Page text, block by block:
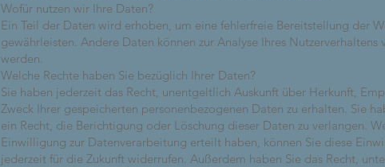
Wofür nutzen wir Ihre Daten?
Ein Teil der Daten wird erhoben, um eine fehlerfreie Bereitstellung der
gewährleisten. Andere Daten können zur Analyse Ihres Nutzerverhaltens
werden.
Welche Rechte haben Sie bezüglich Ihrer Daten?
Sie haben jederzeit das Recht, unentgeltlich Auskunft über Herkunft,
Zweck Ihrer gespeicherten personenbezogenen Daten zu erhalten. Sie
ein Recht, die Berichtigung oder Löschung dieser Daten zu verlangen.
Einwilligung zur Datenverarbeitung erteilt haben, können Sie diese
jederzeit für die Zukunft widerrufen. Außerdem haben Sie das Recht,